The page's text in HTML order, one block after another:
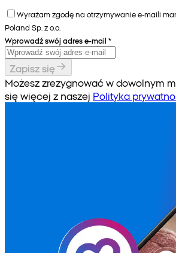
Wyrażam zgodę na otrzymywanie e-maili
Poland Sp. z o.o.
Wprowadź swój adres e-mail *
Zapisz się
Możesz zrezygnować w dowolnym
się więcej z naszej Polityka